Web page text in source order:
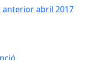
abril 2017